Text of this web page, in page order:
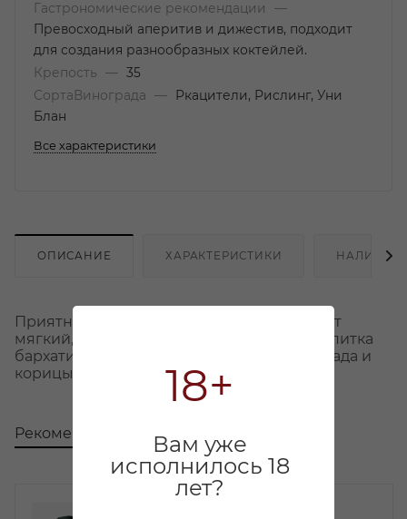
18+
Вам уже
исполнилось 18
лет?
Гастрономические рекомендации
—
Превосходный аперитив и дижестив, подходит
для создания разнообразных коктейлей.
Крепость
— 35
СортаВинограда
—
Ркацители, Рислинг, Уни
Блан
Все характеристики
ОПИСАНИЕ ХАРАКТЕРИСТИКИ НАЛИЧИЕ
Приятный, янтарно-медовый цвет. Аромат
мягкий, с мотивами сухофруктов. Вкус напитка
бархатистый, с нотками сушеного винограда и
корицы.
Рекомендуем С этим товаром покупают